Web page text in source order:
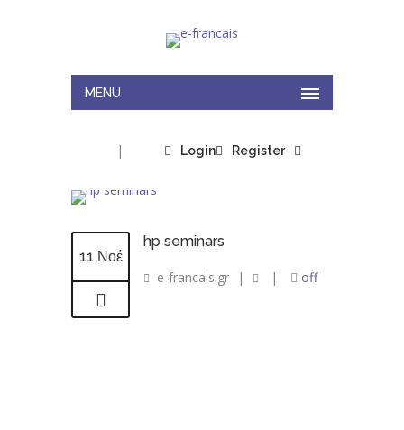
MENU
Login
| Register
11 Νοέ
hp seminars
e-francais.gr | | off